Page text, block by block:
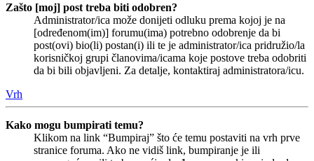
Zašto [moj] post treba biti odobren?
Administrator/ica može donijeti odluku prema kojoj je na
[određenom(im)] forumu(ima) potrebno odobrenje da bi
post(ovi) bio(li) postan(i) ili te je administrator/ica pridružio/la
korisničkoj grupi članovima/icama koje postove treba odobriti
da bi bili objavljeni. Za detalje, kontaktiraj administratora/icu.
Vrh
Kako mogu bumpirati temu?
Klikom na link “Bumpiraj” što će temu postaviti na vrh prve
stranice foruma. Ako ne vidiš link, bumpiranje je ili